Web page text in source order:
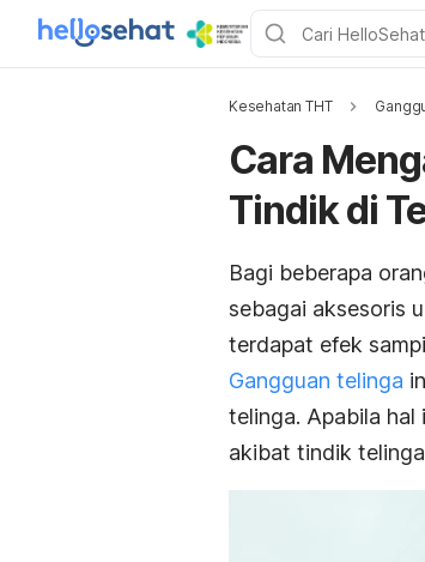
Kesehatan THT
Cara
Tindik di
Bagi beberapa
sebagai aksesoris
terdapat efek
Gangguan telinga
telinga. Apabila hal
akibat tindik